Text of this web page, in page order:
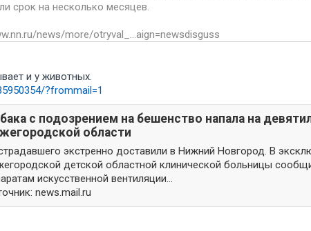
срок на несколько месяцев.
news/more/otryval_...aign=newsdisguss
и у животных.
?frommail=1
с подозрением на бешенство напала на
области
экстренно доставили в Нижний Новгород. В
детской областной клинической больницы
искусственной вентиляции...
news.mail.ru